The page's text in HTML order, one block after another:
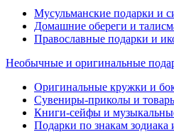
Мусульманские подарки и
Домашние обереги и
Православные подарки и
Необычные и оригинальные
Оригинальные кружки и
Сувениры-приколы и
Книги-сейфы и
Подарки по знакам